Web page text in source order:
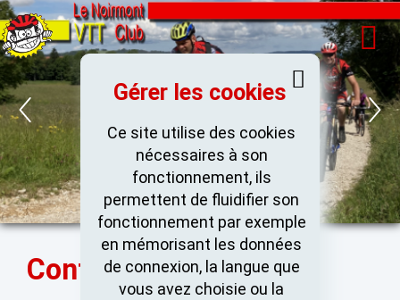
Contact
Gérer les cookies
Ce site utilise des cookies
nécessaires à son
fonctionnement, ils
permettent de fluidifier son
fonctionnement par exemple
en mémorisant les données
de connexion, la langue que
vous avez choisie ou la